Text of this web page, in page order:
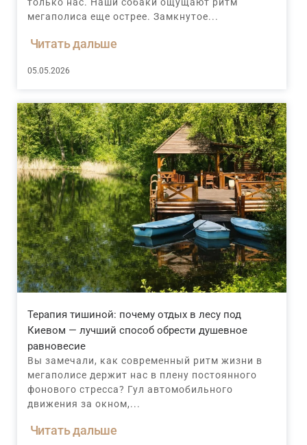
только нас. Наши собаки ощущают ритм
мегаполиса еще острее. Замкнутое...
Читать дальше
05.05.2026
Терапия тишиной: почему отдых в лесу под
Киевом — лучший способ обрести душевное
равновесие
Вы замечали, как современный ритм жизни в
мегаполисе держит нас в плену постоянного
фонового стресса? Гул автомобильного
движения за окном,...
Читать дальше